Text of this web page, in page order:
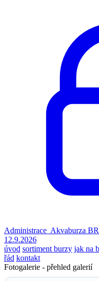
Administrace Akvaburza
12.9.2026
úvod sortiment burzy jak na
řád kontakt
Fotogalerie - přehled galerií